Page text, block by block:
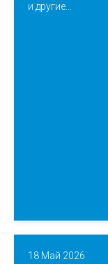
и другие...
18 Май 2026